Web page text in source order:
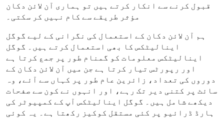
قبول کرنے سے انکار کرتے ہیں تو ہماری آن لائن دکان
مؤثر طریقے سے کام نہیں کر سکتی۔
ہم آن لائن دکان کے استعمال کی نگرانی کے لیے گوگل
اینالیٹکس کا بھی استعمال کرتے ہیں۔ گوگل
اینالیٹکس معلومات کو گمنام طور پر جمع کرتا ہے
اور رپورٹس تیار کرتا ہے جن میں آن لائن دکان کے
دوروں کی تعداد، زائرین عام طور پر کہاں سے آئے، وہ
سائٹ پر کتنی دیر تک رہے، اور انہوں نے کون سے صفحات
دیکھے شامل ہیں۔ گوگل اینالیٹکس آپ کے کمپیوٹر کی
ہارڈ ڈرائیو پر کئی مستقل کوکیز رکھتا ہے۔ یہ کوئی